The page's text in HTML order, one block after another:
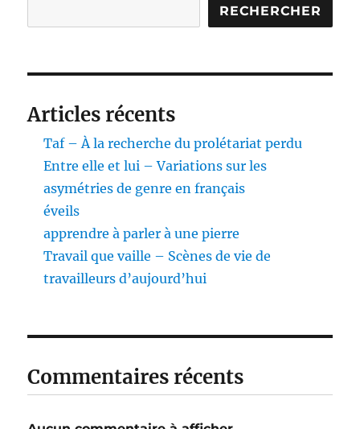
Matières,
artisans,
RECHERCHER
Articles récents
Taf – À la recherche du prolétariat perdu
Entre elle et lui – Variations sur les
asymétries de genre en français
éveils
apprendre à parler à une pierre
Travail que vaille – Scènes de vie de
travailleurs d’aujourd’hui
Commentaires récents